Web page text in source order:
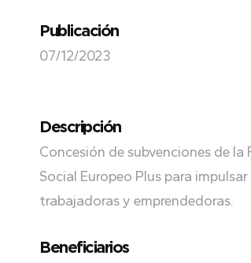
Publicación
07/12/2023
Descripción
Concesión de subvenciones de
Social Europeo Plus para
trabajadoras y emprendedoras.
Beneficiarios